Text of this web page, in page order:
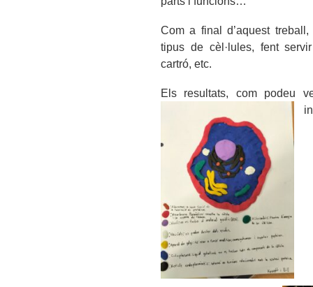
Com a final d’aquest
tipus de cèl·lules, fent
cartró, etc.
Els resultats, com podeu